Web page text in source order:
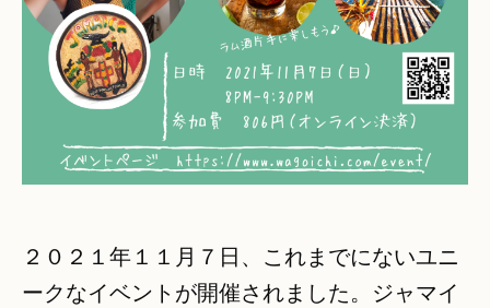
２０２１年１１月７日、これまでにないユニ
ークなイベントが開催されました。ジャマイ